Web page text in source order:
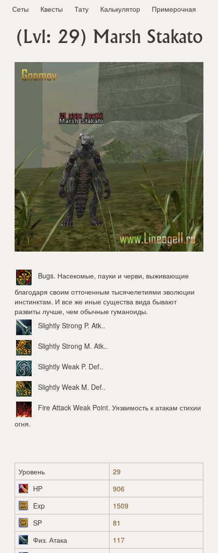
Сеты Квесты Тату Калькулятор Примерочная
(Lvl: 29) Marsh Stakato
Bugs. Насекомые, пауки и черви, выживающие
благодаря своим отточенным тысячелетиями эволюции
инстинктам. И все же иные существа вида бывают
развиты лучше, чем обычные гуманоиды.
Slightly Strong P. Atk..
Slightly Strong M. Atk..
Slightly Weak P. Def..
Slightly Weak M. Def..
Fire Attack Weak Point. Уязвимость к атакам стихии
огня.
Уровень
29
HP
906
Exp
1509
SP
81
Физ. Атака
117